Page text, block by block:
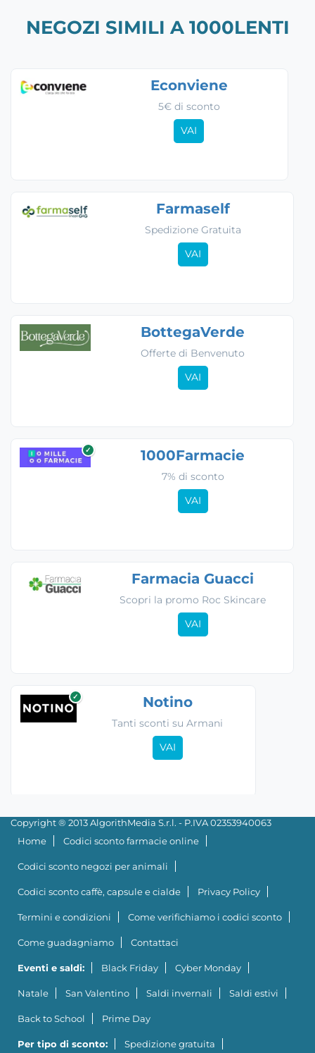
NEGOZI SIMILI A 1000LENTI
Econviene
5€ di sconto
VAI
Farmaself
Spedizione Gratuita
VAI
BottegaVerde
Offerte di Benvenuto
VAI
✓ 1000Farmacie
7% di sconto
VAI
Farmacia Guacci
Scopri la promo Roc Skincare
VAI
✓ Notino
Tanti sconti su Armani
VAI
Copyright ® 2013 AlgorithMedia S.r.l. - P.IVA 02353940063
Home
Codici sconto farmacie online
Codici sconto negozi per animali
Codici sconto caffè, capsule e cialde Privacy Policy
Termini e condizioni Come verifichiamo i codici sconto
Come guadagniamo Contattaci
Eventi e saldi: Black Friday Cyber Monday
Natale San Valentino Saldi invernali Saldi estivi
Back to School Prime Day
Per tipo di sconto: Spedizione gratuita